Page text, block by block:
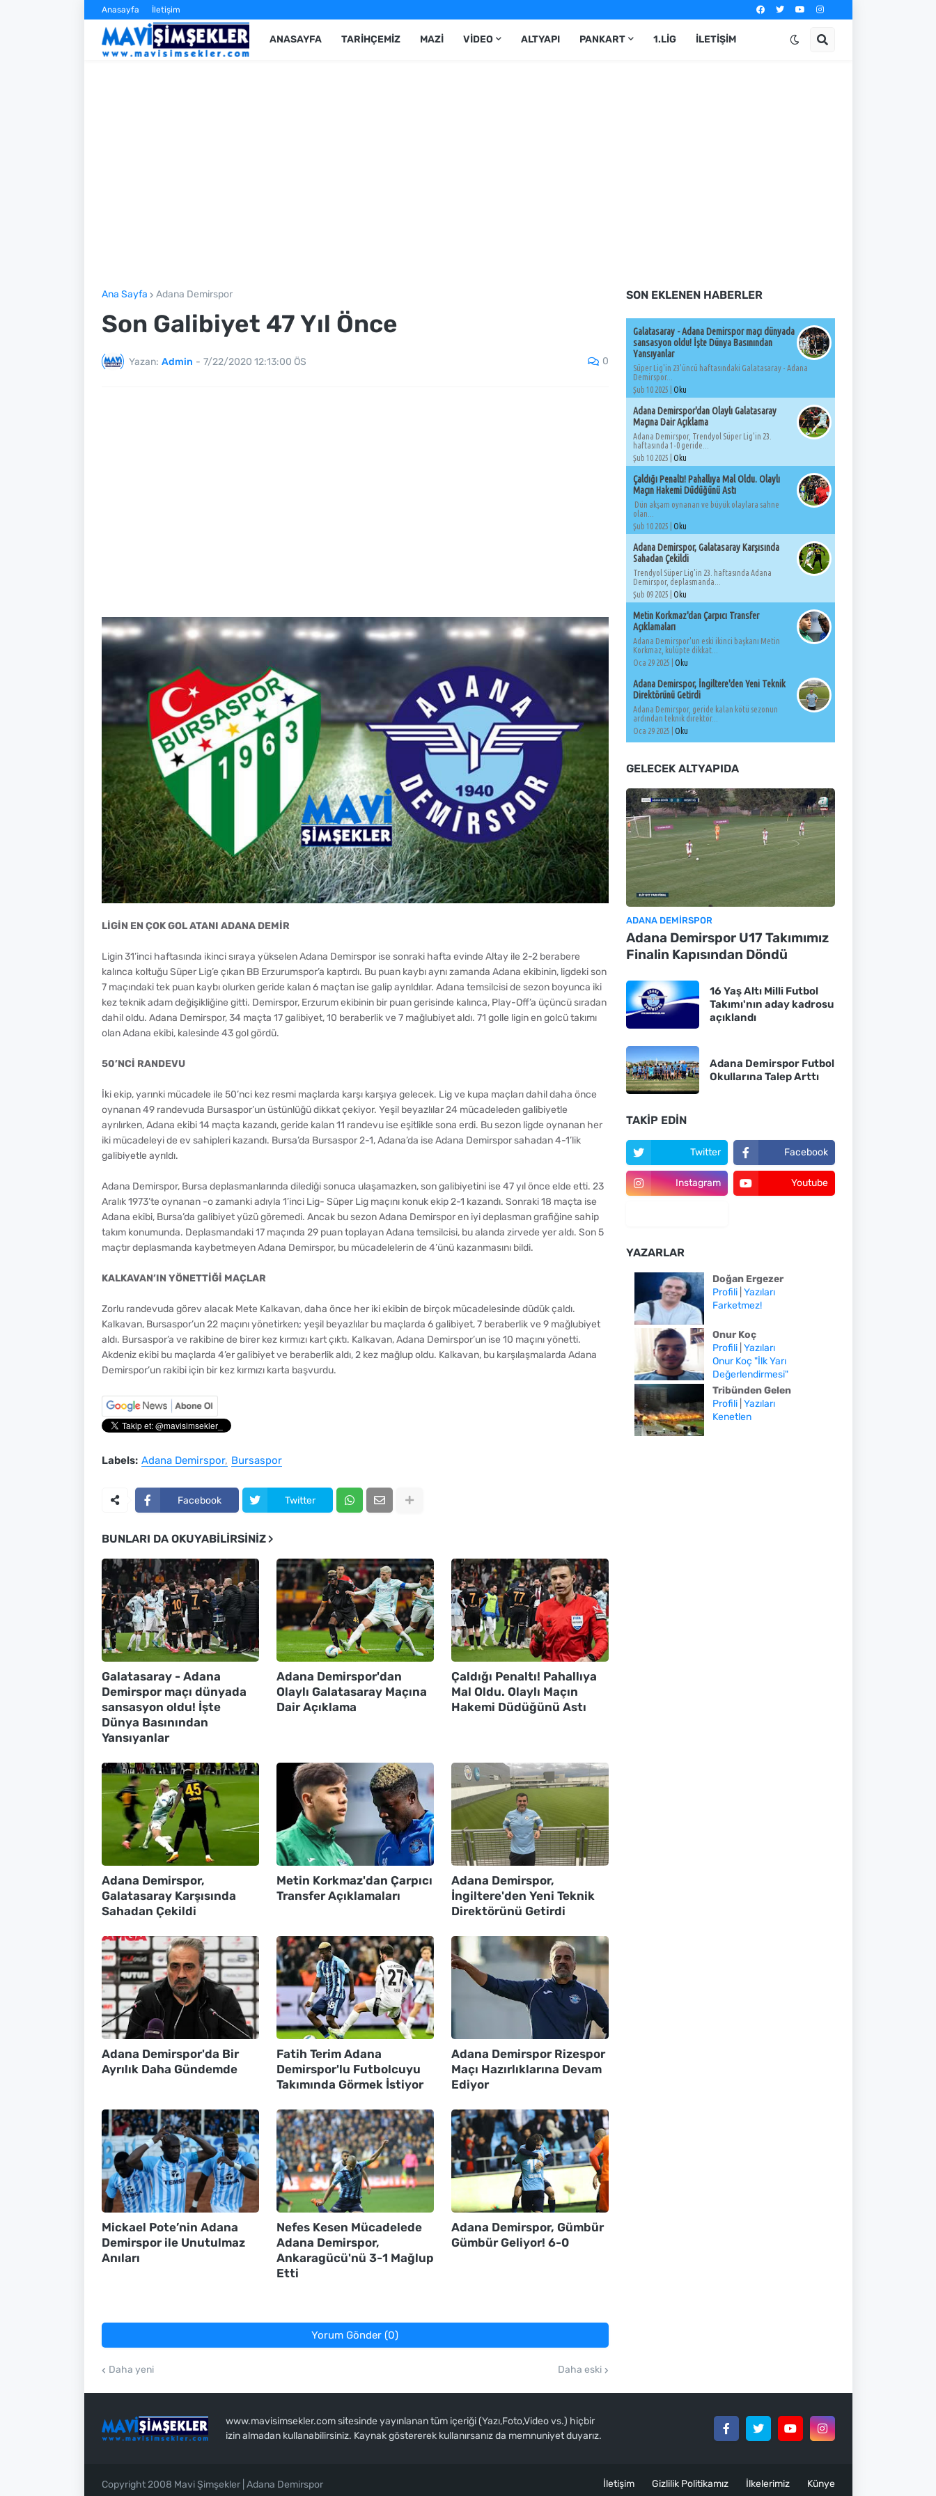
Anasayfa İletişim
ANASAYFA TARIHÇEMIZ MAZI VIDEO ALTYAPI PANKART 1.LIG İLETIŞIM
Ana Sayfa Adana Demirspor
Son Galibiyet 47 Yıl Önce
Yazan: Admin - 7/22/2020 12:13:00 ÖS 0
LİGİN EN ÇOK GOL ATANI ADANA DEMİR
Ligin 31’inci haftasında ikinci sıraya yükselen Adana Demirspor ise sonraki hafta evinde Altay ile 2-2 berabere
kalınca koltuğu Süper Lig’e çıkan BB Erzurumspor’a kaptırdı. Bu puan kaybı aynı zamanda Adana ekibinin, ligdeki son
7 maçındaki tek puan kaybı olurken geride kalan 6 maçtan ise galip ayrıldılar. Adana temsilcisi de sezon boyunca iki
kez teknik adam değişikliğine gitti. Demirspor, Erzurum ekibinin bir puan gerisinde kalınca, Play-Off’a üçüncü sıradan
dahil oldu. Adana Demirspor, 34 maçta 17 galibiyet, 10 beraberlik ve 7 mağlubiyet aldı. 71 golle ligin en golcü takımı
olan Adana ekibi, kalesinde 43 gol gördü.
50’NCİ RANDEVU
İki ekip, yarınki mücadele ile 50’nci kez resmi maçlarda karşı karşıya gelecek. Lig ve kupa maçları dahil daha önce
oynanan 49 randevuda Bursaspor’un üstünlüğü dikkat çekiyor. Yeşil beyazlılar 24 mücadeleden galibiyetle
ayrılırken, Adana ekibi 14 maçta kazandı, geride kalan 11 randevu ise eşitlikle sona erdi. Bu sezon ligde oynanan her
iki mücadeleyi de ev sahipleri kazandı. Bursa’da Bursaspor 2-1, Adana’da ise Adana Demirspor sahadan 4-1’lik
galibiyetle ayrıldı.
Adana Demirspor, Bursa deplasmanlarında dilediği sonuca ulaşamazken, son galibiyetini ise 47 yıl önce elde etti. 23
Aralık 1973’te oynanan -o zamanki adıyla 1’inci Lig- Süper Lig maçını konuk ekip 2-1 kazandı. Sonraki 18 maçta ise
Adana ekibi, Bursa’da galibiyet yüzü göremedi. Ancak bu sezon Adana Demirspor en iyi deplasman grafiğine sahip
takım konumunda. Deplasmandaki 17 maçında 29 puan toplayan Adana temsilcisi, bu alanda zirvede yer aldı. Son 5
maçtır deplasmanda kaybetmeyen Adana Demirspor, bu mücadelelerin de 4’ünü kazanmasını bildi.
KALKAVAN’IN YÖNETTİĞİ MAÇLAR
Zorlu randevuda görev alacak Mete Kalkavan, daha önce her iki ekibin de birçok mücadelesinde düdük çaldı.
Kalkavan, Bursaspor’un 22 maçını yönetirken; yeşil beyazlılar bu maçlarda 6 galibiyet, 7 beraberlik ve 9 mağlubiyet
aldı. Bursaspor’a ve rakibine de birer kez kırmızı kart çıktı. Kalkavan, Adana Demirspor’un ise 10 maçını yönetti.
Akdeniz ekibi bu maçlarda 4’er galibiyet ve beraberlik aldı, 2 kez mağlup oldu. Kalkavan, bu karşılaşmalarda Adana
Demirspor’un rakibi için bir kez kırmızı karta başvurdu.
Labels: Adana Demirspor Bursaspor
Facebook Twitter
BUNLARI DA OKUYABILIRSINIZ
Galatasaray - Adana
Demirspor maçı dünyada
sansasyon oldu! İşte
Dünya Basınından
Yansıyanlar
Adana Demirspor'dan
Olaylı Galatasaray Maçına
Dair Açıklama
Çaldığı Penaltı! Pahallıya
Mal Oldu. Olaylı Maçın
Hakemi Düdüğünü Astı
Adana Demirspor,
Galatasaray Karşısında
Sahadan Çekildi
Metin Korkmaz'dan Çarpıcı
Transfer Açıklamaları
Adana Demirspor,
İngiltere'den Yeni Teknik
Direktörünü Getirdi
Adana Demirspor'da Bir
Ayrılık Daha Gündemde
Fatih Terim Adana
Demirspor'lu Futbolcuyu
Takımında Görmek İstiyor
Adana Demirspor Rizespor
Maçı Hazırlıklarına Devam
Ediyor
Mickael Pote’nin Adana
Demirspor ile Unutulmaz
Anıları
Nefes Kesen Mücadelede
Adana Demirspor,
Ankaragücü'nü 3-1 Mağlup
Etti
Adana Demirspor, Gümbür
Gümbür Geliyor! 6-0
Yorum Gönder (0)
Daha yeni Daha eski
SON EKLENEN HABERLER
Galatasaray - Adana Demirspor maçı dünyada
sansasyon oldu! İşte Dünya Basınından
Yansıyanlar
Süper Lig'in 23'üncü haftasındaki Galatasaray - Adana
Demirspor...
Şub 10 2025 |
Oku
Adana Demirspor'dan Olaylı Galatasaray
Maçına Dair Açıklama
Adana Demirspor, Trendyol Süper Lig'in 23.
haftasında 1-0 geride...
Şub 10 2025 |
Oku
Çaldığı Penaltı! Pahallıya Mal Oldu. Olaylı
Maçın Hakemi Düdüğünü Astı
Dün akşam oynanan ve büyük olaylara sahne
olan...
Şub 10 2025 |
Oku
Adana Demirspor, Galatasaray Karşısında
Sahadan Çekildi
Trendyol Süper Lig'in 23. haftasında Adana
Demirspor, deplasmanda...
Şub 09 2025 |
Oku
Metin Korkmaz'dan Çarpıcı Transfer
Açıklamaları
Adana Demirspor'un eski ikinci başkanı Metin
Korkmaz, kulüpte dikkat...
Oca 29 2025 |
Oku
Adana Demirspor, İngiltere'den Yeni Teknik
Direktörünü Getirdi
Adana Demirspor, geride kalan kötü sezonun
ardından teknik direktör...
Oca 29 2025 |
Oku
GELECEK ALTYAPIDA
ADANA DEMIRSPOR
Adana Demirspor U17 Takımımız
Finalin Kapısından Döndü
16 Yaş Altı Milli Futbol
Takımı'nın aday kadrosu
açıklandı
Adana Demirspor Futbol
Okullarına Talep Arttı
TAKIP EDIN
Twitter Facebook
Instagram Youtube
YAZARLAR
Doğan Ergezer
Profili| Yazıları
Farketmez!
Onur Koç
Profili| Yazıları
Onur Koç "İlk Yarı
Değerlendirmesi"
Tribünden Gelen
Profili| Yazıları
Kenetlen
www.mavisimsekler.com sitesinde yayınlanan tüm içeriği (Yazı,Foto,Video vs.) hiçbir
izin almadan kullanabilirsiniz. Kaynak göstererek kullanırsanız da memnuniyet duyarız.
Copyright 2008 Mavi Şimşekler | Adana Demirspor İletişim Gizlilik Politikamız İlkelerimiz Künye